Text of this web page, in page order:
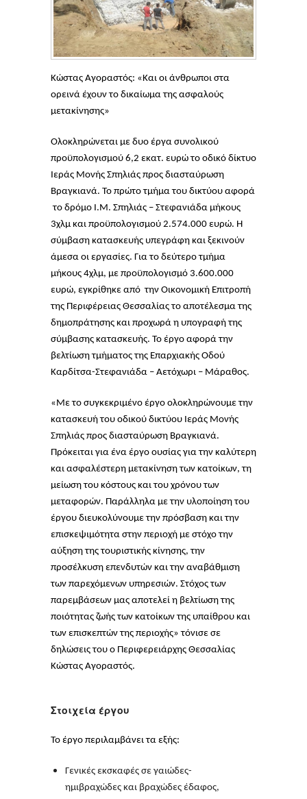
Κώστας Αγοραστός: «Και οι άνθρωποι στα
ορεινά έχουν το δικαίωμα της ασφαλούς
μετακίνησης»
Ολοκληρώνεται με δυο έργα συνολικού
προϋπολογισμού 6,2 εκατ. ευρώ το οδικό δίκτυο
Ιεράς Μονής Σπηλιάς προς διασταύρωση
Βραγκιανά. Το πρώτο τμήμα του δικτύου αφορά
το δρόμο Ι.Μ. Σπηλιάς – Στεφανιάδα μήκους
3χλμ και προϋπολογισμού 2.574.000 ευρώ. Η
σύμβαση κατασκευής υπεγράφη και ξεκινούν
άμεσα οι εργασίες. Για το δεύτερο τμήμα
μήκους 4χλμ, με προϋπολογισμό 3.600.000
ευρώ, εγκρίθηκε από την Οικονομική Επιτροπή
της Περιφέρειας Θεσσαλίας το αποτέλεσμα της
δημοπράτησης και προχωρά η υπογραφή της
σύμβασης κατασκευής. Το έργο αφορά την
βελτίωση τμήματος της Επαρχιακής Οδού
Καρδίτσα-Στεφανιάδα – Αετόχωρι – Μάραθος.
«Με το συγκεκριμένο έργο ολοκληρώνουμε την
κατασκευή του οδικού δικτύου Ιεράς Μονής
Σπηλιάς προς διασταύρωση Βραγκιανά.
Πρόκειται για ένα έργο ουσίας για την καλύτερη
και ασφαλέστερη μετακίνηση των κατοίκων, τη
μείωση του κόστους και του χρόνου των
μεταφορών. Παράλληλα με την υλοποίηση του
έργου διευκολύνουμε την πρόσβαση και την
επισκεψιμότητα στην περιοχή με στόχο την
αύξηση της τουριστικής κίνησης, την
προσέλκυση επενδυτών και την αναβάθμιση
των παρεχόμενων υπηρεσιών. Στόχος των
παρεμβάσεων μας αποτελεί η βελτίωση της
ποιότητας ζωής των κατοίκων της υπαίθρου και
των επισκεπτών της περιοχής» τόνισε σε
δηλώσεις του ο Περιφερειάρχης Θεσσαλίας
Κώστας Αγοραστός.
Στοιχεία έργου
Το έργο περιλαμβάνει τα εξής:
Γενικές εκσκαφές σε γαιώδες-
ημιβραχώδες και βραχώδες έδαφος,